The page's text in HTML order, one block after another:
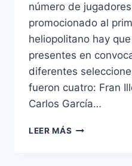
número de
promocionado al
heliopolitano hay
presentes en
diferentes
fueron cuatro: Fran
Carlos García…
LEER MÁS LA